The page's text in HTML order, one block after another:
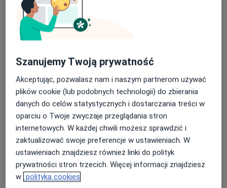
Badania ginekologiczne
400 zł Szczegóły
Badania prenatalne
Szczegóły
Badania prenatalne (NFZ)
Darmowa usługa Szczegóły Umów wizytę
Badania prenatalne II trymestru
600 zł Szczegóły Umów wizytę
Szanujemy Twoją prywatność
Akceptując, pozwalasz nam i naszym partnerom używać
plików cookie (lub podobnych technologii) do zbierania
danych do celów statystycznych i dostarczania treści w
oparciu o Twoje zwyczaje przeglądania stron
internetowych. W każdej chwili możesz sprawdzić i
zaktualizować swoje preferencje w ustawieniach. W
ustawieniach znajdziesz również linki do polityk
prywatności stron trzecich. Więcej informacji znajdziesz
w polityka cookies